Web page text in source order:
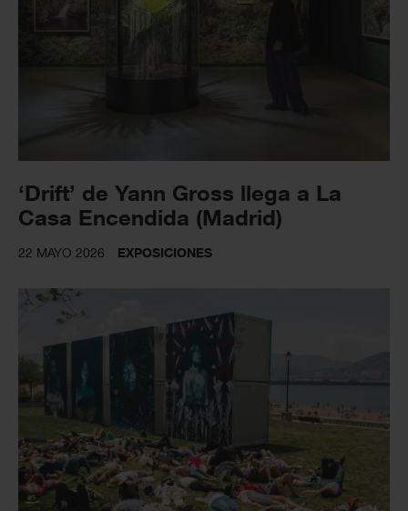
‘Drift’ de Yann Gross llega a La
Casa Encendida (Madrid)
22 MAYO 2026 EXPOSICIONES